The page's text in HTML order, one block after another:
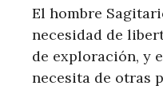
El hombre
necesidad de
de exploración, y
necesita de otras